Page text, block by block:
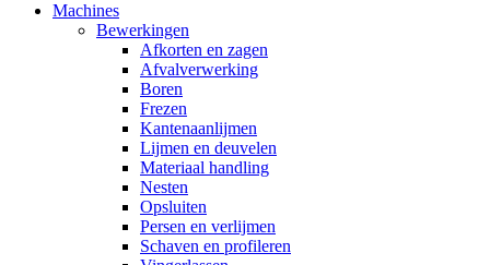
Machines
Bewerkingen
Afkorten en zagen
Afvalverwerking
Boren
Frezen
Kantenaanlijmen
Lijmen en deuvelen
Materiaal handling
Nesten
Opsluiten
Persen en verlijmen
Schaven en profileren